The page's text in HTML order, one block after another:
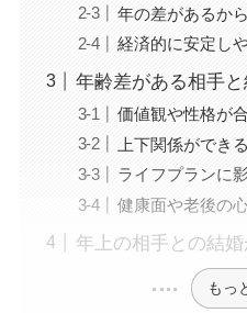
年の差があるか
経済的に安定し
年齢差がある相手
価値観や性格が
上下関係ができる
ライフプランに
健康面や老後の
年上の相手との結
もっ